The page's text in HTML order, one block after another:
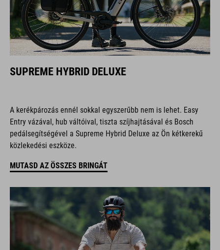
SUPREME HYBRID DELUXE
A kerékpározás ennél sokkal egyszerűbb nem is lehet. Easy
Entry vázával, hub váltóival, tiszta szíjhajtásával és Bosch
pedálsegítségével a Supreme Hybrid Deluxe az Ön kétkerekű
közlekedési eszköze.
MUTASD AZ ÖSSZES BRINGÁT